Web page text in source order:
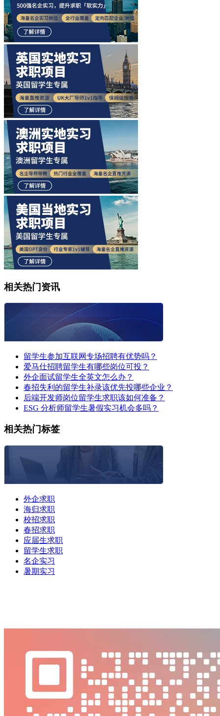
相关热门资讯
留学生参加互联网专场招聘有优势吗？
爱马仕招聘留学生有哪些岗位可投？
外企面试留学生全英文怎么办？
春招失利的留学生补录该优先投哪些企业？
后端开发师岗位留学生求职该如何准备？
ESG 分析师留学生暑假实习机会多吗？
相关热门标签
外企求职
海归求职
校招求职
春招求职
应届生求职
留学生求职
名企实习
暑期实习